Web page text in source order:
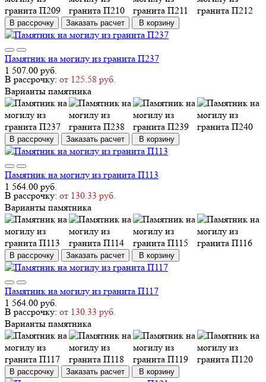
В рассрочку Заказать расчет В корзину
Памятник на могилу из гранита П237
1 507.00 руб.
В рассрочку: от 125.58 руб.
Варианты памятника
В рассрочку Заказать расчет В корзину
Памятник на могилу из гранита П113
1 564.00 руб.
В рассрочку: от 130.33 руб.
Варианты памятника
В рассрочку Заказать расчет В корзину
Памятник на могилу из гранита П117
1 564.00 руб.
В рассрочку: от 130.33 руб.
Варианты памятника
В рассрочку Заказать расчет В корзину